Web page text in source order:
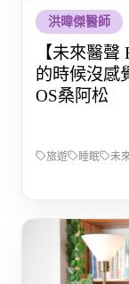
洪暐傑醫師
【未來醫
的時候沒感
OS桑阿松
旅遊 睡眠 未